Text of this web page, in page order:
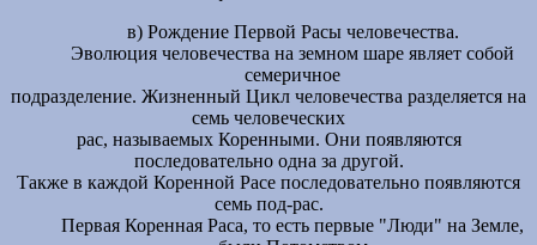
в) Рождение Первой Расы человечества.
Эволюция человечества на земном шаре являет собой
семеричное
подразделение. Жизненный Цикл человечества разделяется на
семь человеческих
рас, называемых Коренными. Они появляются
последовательно одна за другой.
Также в каждой Коренной Расе последовательно появляются
семь под-рас.
Первая Коренная Раса, то есть первые "Люди" на Земле,